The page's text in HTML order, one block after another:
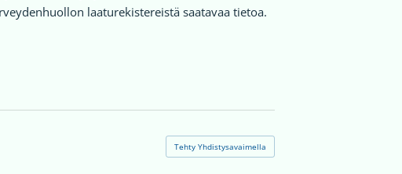
laaturekistereistä saatavaa tietoa.
Tehty Yhdistysavaimella